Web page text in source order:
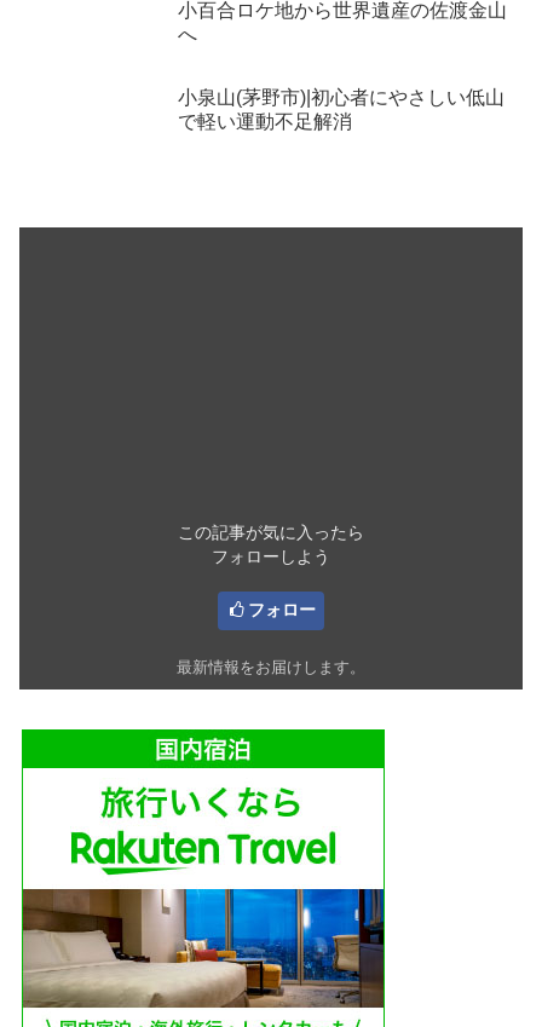
小百合ロケ地から世界遺産の佐渡金山
へ
小泉山(茅野市)|初心者にやさしい低山
で軽い運動不足解消
この記事が気に入ったら
フォローしよう
フォロー
最新情報をお届けします。